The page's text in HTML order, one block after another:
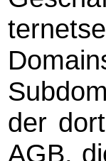
der
AGB,